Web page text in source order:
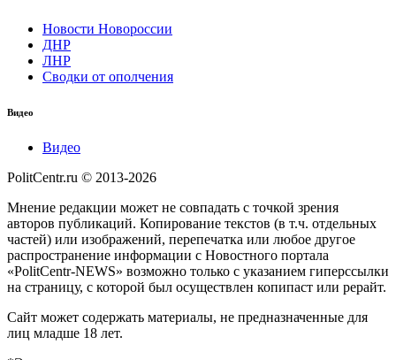
Новости Новороссии
ДНР
ЛНР
Сводки от ополчения
Видео
Видео
PolitCentr.ru © 2013-2026
Мнение редакции может не совпадать с точкой зрения
авторов публикаций. Копирование текстов (в т.ч. отдельных
частей) или изображений, перепечатка или любое другое
распространение информации с Новостного портала
«PolitCentr-NEWS» возможно только с указанием гиперссылки
на страницу, с которой был осуществлен копипаст или рерайт.
Сайт может содержать материалы, не предназначенные для
лиц младше 18 лет.